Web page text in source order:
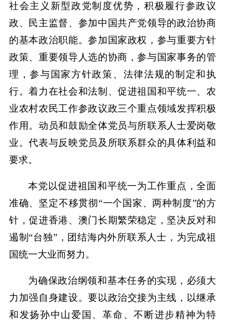
社会主义新型政党制度优势，积极履行参政议
政、民主监督、参加中国共产党领导的政治协商
的基本政治职能。参加国家政权，参与重要方针
政策、重要领导人选的协商，参与国家事务的管
理，参与国家方针政策、法律法规的制定和执
行。着力在社会和法制、促进祖国和平统一、农
业农村农民工作参政议政三个重点领域发挥积极
作用。动员和鼓励全体党员与所联系人士爱岗敬
业。代表与反映党员及所联系群众的具体利益和
要求。
本党以促进祖国和平统一为工作重点，全面
准确、坚定不移贯彻“一个国家、两种制度”的方
针，促进香港、澳门长期繁荣稳定，坚决反对和
遏制“台独”，团结海内外所联系人士，为完成祖
国统一大业而努力。
为确保政治纲领和基本任务的实现，必须大
力加强自身建设。要以政治交接为主线，以继承
和发扬孙中山爱国、革命、不断进步精神为特